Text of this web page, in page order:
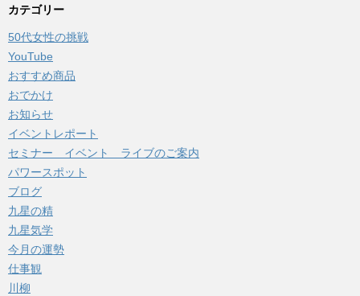
カ
ブ
カテゴリー
50代女性の挑戦
YouTube
おすすめ商品
おでかけ
お知らせ
イベントレポート
セミナー イベント ライブのご案内
パワースポット
ブログ
九星の精
九星気学
今月の運勢
仕事観
川柳